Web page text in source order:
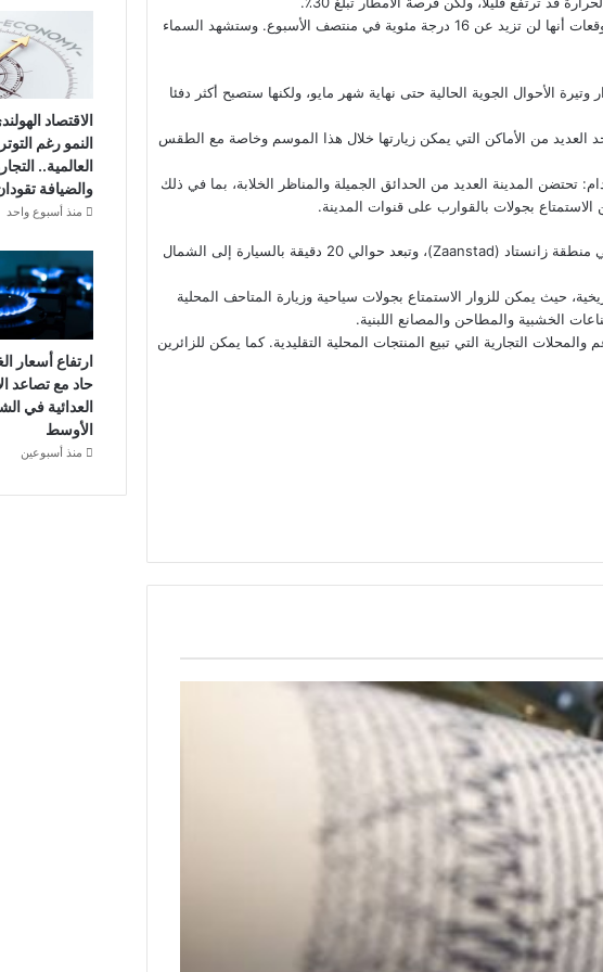
في الأسبوع القادم، ستنخفض درجات الحرارة مرة أخرى. وتشير التوقعات أنها لن تزيد عن 16 درجة مئوية في منتصف الأسبوع. وستشهد السماء
الأحوال الجوية الحالية حتى نهاية شهر مايو، ولكنها ستصبح أكثر دفئا
العديد من الأماكن التي يمكن زيارتها خلال هذا الموسم وخاصة مع الطقس
: تحتضن المدينة العديد من الحدائق الجميلة والمناظر الخلابة، بما في ذلك
وكذلك ننصحكم بزيارة، قرية زانس سخانس السياحية. تقع القرية في منطقة زانستاد (Zaanstad)، وتبعد حوالي 20 دقيقة بالسيارة إلى الشمال
حيث يمكن للزوار الاستمتاع بجولات سياحية وزيارة المتاحف المحلية
الخشبية والمطاحن والمصانع اللبنية.
التجارية التي تبيع المنتجات المحلية التقليدية. كما يمكن للزائرين
الاقتصاد
النمو رغم
العالمية..
والضيافة
منذ أسبوع واحد
ارتفاع أسعار
حاد مع تصاعد
العدائية في
الأوسط
منذ أسبوعين